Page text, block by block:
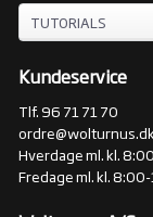
TUTORIALS
Kundeservice
Tlf. 96 71 71 70
ordre@wolturnus.dk
Hverdage ml. kl.
Fredage ml. kl.